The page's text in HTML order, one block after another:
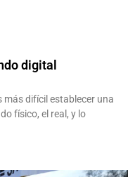
digital
más difícil establecer una
físico, el real, y lo